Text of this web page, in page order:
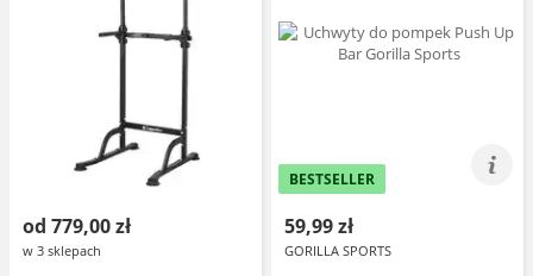
od 779,00 zł
w 3 sklepach
BESTSELLER
59,99 zł
GORILLA SPORTS